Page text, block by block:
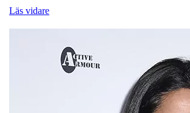
Läs vidare